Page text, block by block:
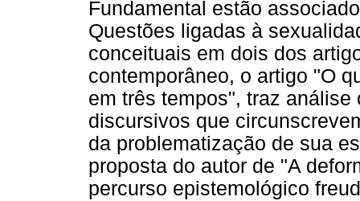
Fundamental estão
Questões ligadas à
conceituais em dois dos
contemporâneo, o artigo "O
em três tempos", traz
discursivos que
da problematização de sua
proposta do autor de "A
percurso epistemológico